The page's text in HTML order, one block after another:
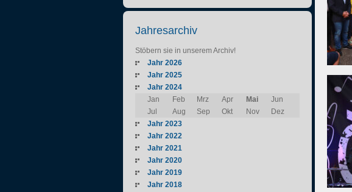
Jahresarchiv
Stöbern sie in unserem Archiv!
Jahr 2026
Jahr 2025
Jahr 2024
Jan
Feb Mrz Apr Mai
Jun
Jul
Aug Sep Okt Nov
Dez
Jahr 2023
Jahr 2022
Jahr 2021
Jahr 2020
Jahr 2019
Jahr 2018